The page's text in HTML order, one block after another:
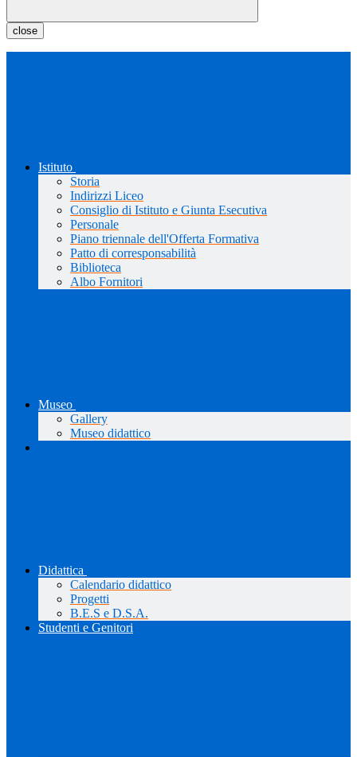
close
Istituto
Storia
Indirizzi Liceo
Consiglio di Istituto e Giunta Esecutiva
Personale
Piano triennale dell'Offerta Formativa
Patto di corresponsabilità
Biblioteca
Albo Fornitori
Museo
Gallery
Museo didattico
Didattica
Calendario didattico
Progetti
B.E.S e D.S.A.
Studenti e Genitori